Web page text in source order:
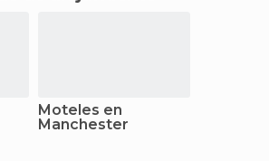
Moteles en
Manchester